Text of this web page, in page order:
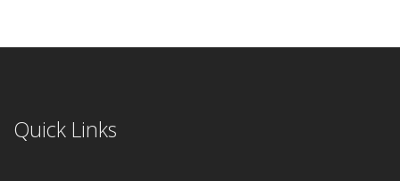
Quick Links